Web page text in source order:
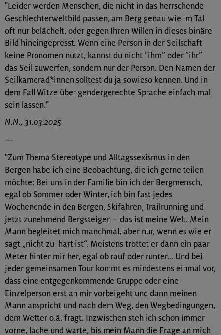
"Leider werden Menschen, die nicht in das herrschende
Geschlechterweltbild passen, am Berg genau wie im Tal
oft nur belächelt, oder gegen Ihren Willen in dieses binäre
Bild hineingepresst. Wenn eine Person in der Seilschaft
keine Pronomen nutzt, kannst du nicht ”ihm” oder ”ihr”
das Seil zuwerfen, sondern nur der Person. Den Namen der
Seilkamerad*innen solltest du ja sowieso kennen. Und in
dem Fall Witze über gendergerechte Sprache einfach mal
sein lassen."
N.N., 31.03.2025
---
"Zum Thema Stereotype und Alltagssexismus in den
Bergen habe ich eine Beobachtung, die ich gerne teilen
möchte: Bei uns in der Familie bin ich der Bergmensch,
egal ob Sommer oder Winter, ich bin fast jedes
Wochenende in den Bergen, Skifahren, Trailrunning und
jetzt zunehmend Bergsteigen – das ist meine Welt. Mein
Mann begleitet mich manchmal, aber nur, wenn es wie er
sagt „nicht zu hart ist“. Meistens trottet er dann ein paar
Meter hinter mir her, egal ob rauf oder runter… Und bei
jeder gemeinsamen Tour kommt es mindestens einmal vor,
dass eine entgegenkommende Gruppe oder eine
Einzelperson erst an mir vorbeigeht und dann meinen
Mann anspricht und nach dem Weg, den Wegbedingungen,
dem Wetter o.ä. fragt. Inzwischen steh ich schon immer
vorne, lache und warte, bis mein Mann die Frage an mich